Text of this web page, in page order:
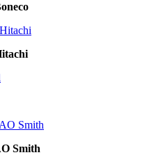
Smith